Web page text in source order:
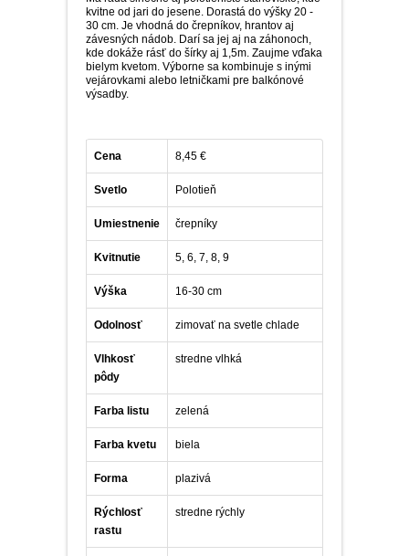
kvitne od jari do jesene. Dorastá do výšky 20 -
30 cm. Je vhodná do črepníkov, hrantov aj
závesných nádob. Darí sa jej aj na záhonoch,
kde dokáže rásť do šírky aj 1,5m. Zaujme vďaka
bielym kvetom. Výborne sa kombinuje s inými
vejárovkami alebo letničkami pre balkónové
výsadby.
Cena 8,45 €
Svetlo Polotieň
Umiestnenie črepníky
Kvitnutie 5, 6, 7, 8, 9
Výška 16-30 cm
Odolnosť zimovať na svetle chlade
Vlhkosť
pôdy
stredne vlhká
Farba listu zelená
Farba kvetu biela
Forma plazivá
Rýchlosť
rastu
stredne rýchly